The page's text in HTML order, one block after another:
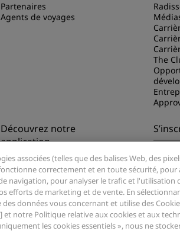
Partenaires
Agents de voyages
The
Découvrez notre
application
Découvrez l’appli Radisson Hotels
offres
associées (telles que des balises Web, des
correctement et en toute sécurité,
navigation, pour analyser le trafic et l'utilisation
efforts de marketing et de vente. En
données vous concernant et utilise des
] et notre Politique relative aux cookies et aux
les cookies essentiels », nous ne